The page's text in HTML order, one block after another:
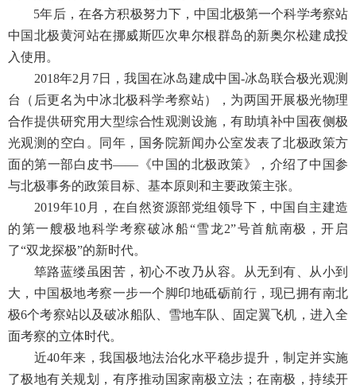
5年后，在各方积极努力下，中国北极第一个科学考察站
中国北极黄河站在挪威斯匹次卑尔根群岛的新奥尔松建成投
入使用。
2018年2月7日，我国在冰岛建成中国-冰岛联合极光观测
台（后更名为中冰北极科学考察站），为两国开展极光物理
合作提供研究用大型综合性观测设施，有助填补中国夜侧极
光观测的空白。同年，国务院新闻办公室发表了北极政策方
面的第一部白皮书——《中国的北极政策》，介绍了中国参
与北极事务的政策目标、基本原则和主要政策主张。
2019年10月，在自然资源部党组领导下，中国自主建造
的第一艘极地科学考察破冰船“雪龙2”号首航南极，开启
了“双龙探极”的新时代。
筚路蓝缕虽困苦，初心不改乃从容。从无到有、从小到
大，中国极地考察一步一个脚印地砥砺前行，现已拥有南北
极6个考察站以及破冰船队、雪地车队、固定翼飞机，进入全
面考察的立体时代。
近40年来，我国极地法治化水平稳步提升，制定并实施
了极地有关规划，有序推动国家南极立法；在南极，持续开